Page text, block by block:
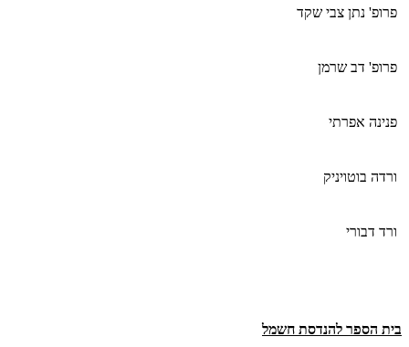
פרופ' נתן צבי שקד
פרופ' דב שרמן
פנינה אפרתי
ורדה בוטויניק
ורד דבורי
בית הספר להנדסת חשמל